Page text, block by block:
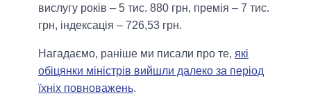
вислугу років – 5 тис. 880 грн, премія – 7 тис.
грн, індексація – 726,53 грн.
Нагадаємо, раніше ми писали про те, які
обіцянки міністрів вийшли далеко за період
їхніх повноважень.